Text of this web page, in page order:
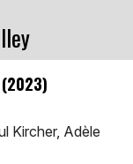
Kircher, Adèle